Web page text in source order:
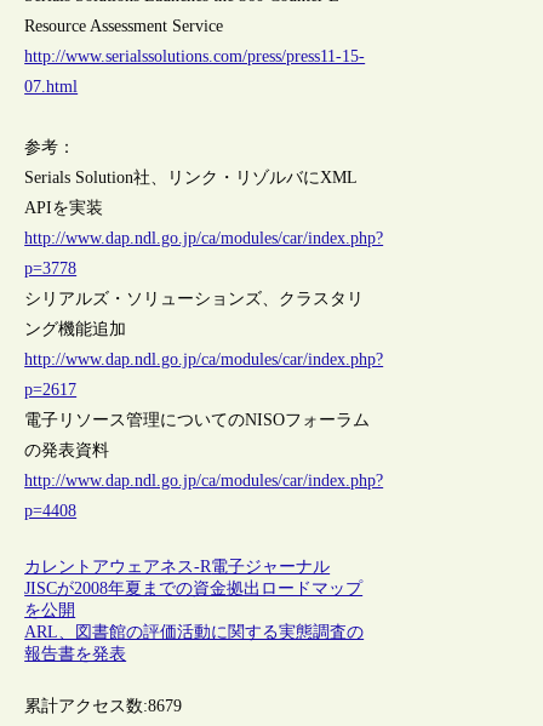
Resource Assessment Service
http://www.serialssolutions.com/press/press11-15-
07.html
参考：
Serials Solution社、リンク・リゾルバにXML
APIを実装
http://www.dap.ndl.go.jp/ca/modules/car/index.php?
p=3778
シリアルズ・ソリューションズ、クラスタリ
ング機能追加
http://www.dap.ndl.go.jp/ca/modules/car/index.php?
p=2617
電子リソース管理についてのNISOフォーラム
の発表資料
http://www.dap.ndl.go.jp/ca/modules/car/index.php?
p=4408
カレントアウェアネス-R電子ジャーナル
JISCが2008年夏までの資金拠出ロードマップ
を公開
ARL、図書館の評価活動に関する実態調査の
報告書を発表
累計アクセス数:8679